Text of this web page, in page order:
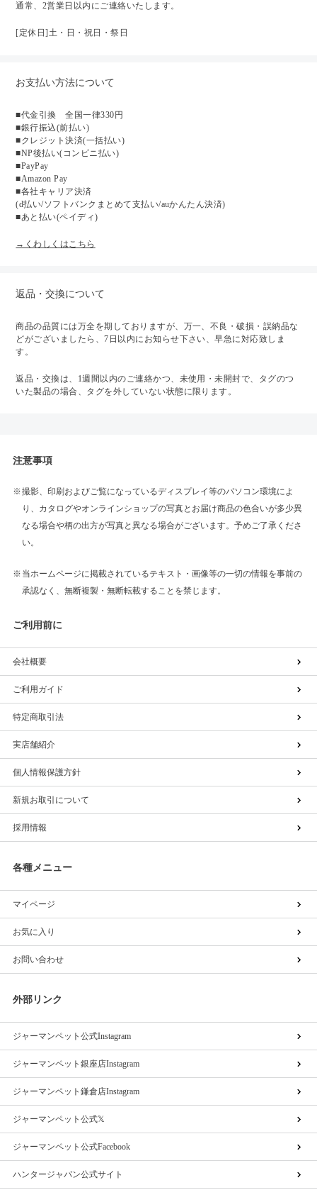
通常、2営業日以内にご連絡いたします。
[定休日]土・日・祝日・祭日
お支払い方法について
■代金引換 全国一律330円
■銀行振込(前払い)
■クレジット決済(一括払い)
■NP後払い(コンビニ払い)
■PayPay
■Amazon Pay
■各社キャリア決済
(d払い/ソフトバンクまとめて支払い/auかんたん決済)
■あと払い(ペイディ)
→くわしくはこちら
返品・交換について
商品の品質には万全を期しておりますが、万一、不良・破損・誤納品な
どがございましたら、7日以内にお知らせ下さい、早急に対応致しま
す。
返品・交換は、1週間以内のご連絡かつ、未使用・未開封で、タグのつ
いた製品の場合、タグを外していない状態に限ります。
注意事項
撮影、印刷およびご覧になっているディスプレイ等のパソコン環境によ
り、カタログやオンラインショップの写真とお届け商品の色合いが多少異
なる場合や柄の出方が写真と異なる場合がございます。予めご了承くださ
い。
当ホームページに掲載されているテキスト・画像等の一切の情報を事前の
承認なく、無断複製・無断転載することを禁じます。
ご利用前に
会社概要
ご利用ガイド
特定商取引法
実店舗紹介
個人情報保護方針
新規お取引について
採用情報
各種メニュー
マイページ
お気に入り
お問い合わせ
外部リンク
ジャーマンペット公式Instagram
ジャーマンペット銀座店Instagram
ジャーマンペット鎌倉店Instagram
ジャーマンペット公式𝕏
ジャーマンペット公式Facebook
ハンタージャパン公式サイト